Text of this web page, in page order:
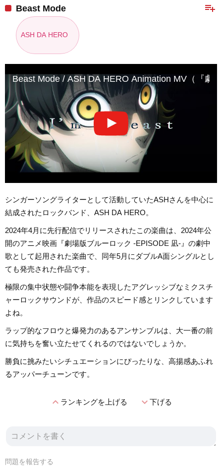
playlist_add
Beast Mode
ASH DA HERO
Beast Mode / ASH DA HERO Animation MV（『劇
シンガーソングライターとして活動していたASHさんを中心に
結成されたロックバンド、ASH DA HERO。
2024年4月に先行配信でリリースされたこの楽曲は、2024年公
開のアニメ映画『劇場版ブルーロック -EPISODE 凪-』の劇中
歌として起用された楽曲で、同年5月にダブルA面シングルとし
ても発売された作品です。
極限の集中状態や闘争本能を表現したアグレッシブなミクスチ
ャーロックサウンドが、作品のスピード感とリンクしています
よね。
ラップ的なフロウと爆発力のあるアンサンブルは、大一番の前
に気持ちを奮い立たせてくれるのではないでしょうか。
勝負に挑みたいシチュエーションにぴったりな、高揚感あふれ
るアッパーチューンです。
expand_lessランキングを上げる expand_more下げる
問題を報告する